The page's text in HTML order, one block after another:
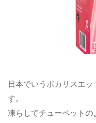
日本でいうポカリスエ
す。
凍らしてチューペット